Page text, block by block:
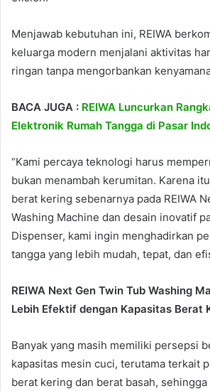
Menjawab kebutuhan ini, REIWA
keluarga modern menjalani aktivitas
ringan tanpa mengorbankan
BACA JUGA : REIWA Luncurkan
Elektronik Rumah Tangga di Pasar
“Kami percaya teknologi harus
bukan menambah kerumitan. Karena
berat kering sebenarnya pada REIWA
Washing Machine dan desain inovatif
Dispenser, kami ingin menghadirkan
tangga yang lebih mudah, tepat, dan
REIWA Next Gen Twin Tub Washing
Lebih Efektif dengan Kapasitas Berat
Banyak yang masih memiliki persepsi
kapasitas mesin cuci, terutama terkait
berat kering dan berat basah, sehingga